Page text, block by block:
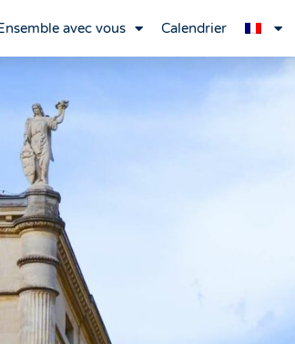
avec vous Calendrier